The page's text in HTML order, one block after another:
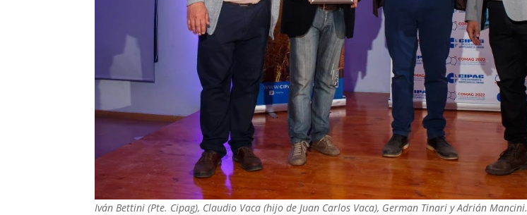
Iván Bettini (Pte. Cipag), Claudio Vaca (hijo de Juan Carlos Vaca), German Tinari y Adrián Mancini.